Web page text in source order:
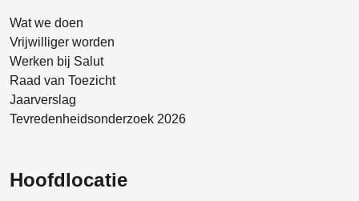
Wat we doen
Vrijwilliger worden
Werken bij Salut
Raad van Toezicht
Jaarverslag
Tevredenheidsonderzoek 2026
Hoofdlocatie